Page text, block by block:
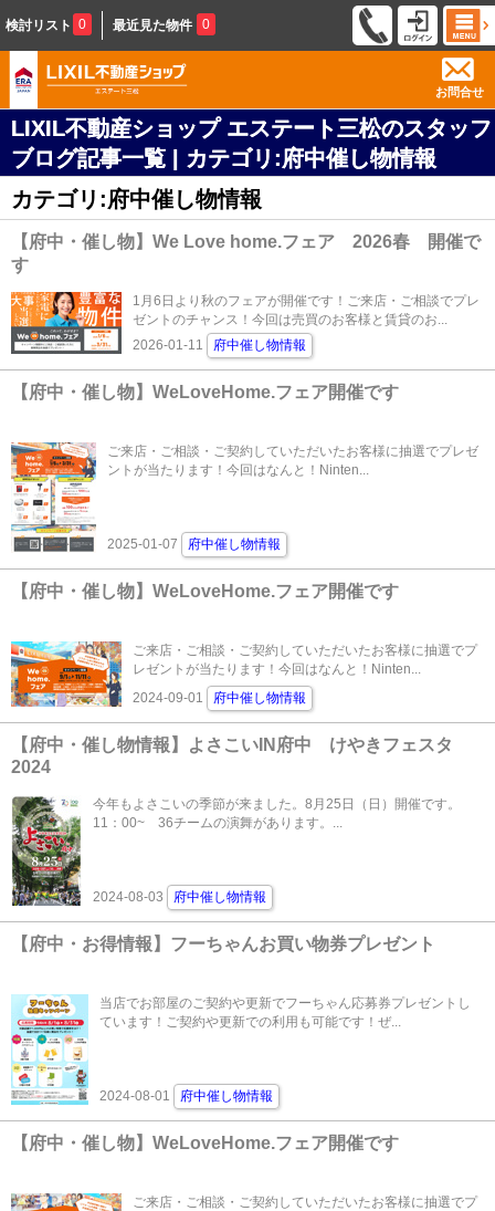
検討リスト 0 最近見た物件 0
お問合せ
LIXIL不動産ショップ エステート三松のスタッフ
ブログ記事一覧 | カテゴリ:府中催し物情報
カテゴリ:府中催し物情報
【府中・催し物】We Love home.フェア 2026春 開催で
す
1月6日より秋のフェアが開催です！ご来店・ご相談でプレ
ゼントのチャンス！今回は売買のお客様と賃貸のお...
2026-01-11
府中催し物情報
【府中・催し物】WeLoveHome.フェア開催です
ご来店・ご相談・ご契約していただいたお客様に抽選でプレゼ
ントが当たります！今回はなんと！Ninten...
2025-01-07 府中催し物情報
【府中・催し物】WeLoveHome.フェア開催です
ご来店・ご相談・ご契約していただいたお客様に抽選でプ
レゼントが当たります！今回はなんと！Ninten...
2024-09-01
府中催し物情報
【府中・催し物情報】よさこいIN府中 けやきフェスタ
2024
今年もよさこいの季節が来ました。8月25日（日）開催です。
11：00~ 36チームの演舞があります。...
2024-08-03 府中催し物情報
【府中・お得情報】フーちゃんお買い物券プレゼント
当店でお部屋のご契約や更新でフーちゃん応募券プレゼントし
ています！ご契約や更新での利用も可能です！ぜ...
2024-08-01 府中催し物情報
【府中・催し物】WeLoveHome.フェア開催です
ご来店・ご相談・ご契約していただいたお客様に抽選でプ